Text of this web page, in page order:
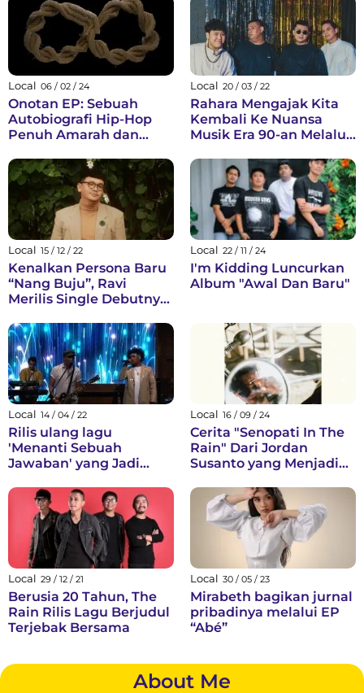
Local 06 / 02 / 24
Onotan EP: Sebuah
Autobiografi Hip-Hop
Penuh Amarah dan
Local 20 / 03 / 22
Rahara Mengajak Kita
Kembali Ke Nuansa
Musik Era 90-an Melalui
Local 15 / 12 / 22
Kenalkan Persona Baru
“Nang Buju”, Ravi
Merilis Single Debutnya
Cukup”
Local 22 / 11 / 24
I'm Kidding Luncurkan
Album "Awal Dan Baru"
Local 14 / 04 / 22
Rilis ulang lagu
'Menanti Sebuah
Jawaban' yang Jadi
untuk Ibu Tercinta
Local 16 / 09 / 24
Cerita "Senopati In The
Rain" Dari Jordan
Susanto yang Menjadi
Local 29 / 12 / 21
Berusia 20 Tahun, The
Rain Rilis Lagu Berjudul
Terjebak Bersama
Local 30 / 05 / 23
Mirabeth bagikan jurnal
pribadinya melalui EP
“Abé”
About Me